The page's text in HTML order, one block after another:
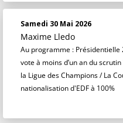
Samedi 30 Mai 2026
Maxime Lledo
Au programme :
vote à moins d’un an du
la Ligue des Champions / La
nationalisation d'EDF à 100%